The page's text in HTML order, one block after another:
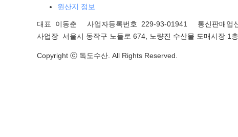
원산지 정보
대표 이동춘 사업자등록번호 229-93-01941
통신판매업
사업장 서울시 동작구 노들로 674, 노량진 수산물 도매시장 1
Copyright ⓒ 독도수산. All Rights Reserved.